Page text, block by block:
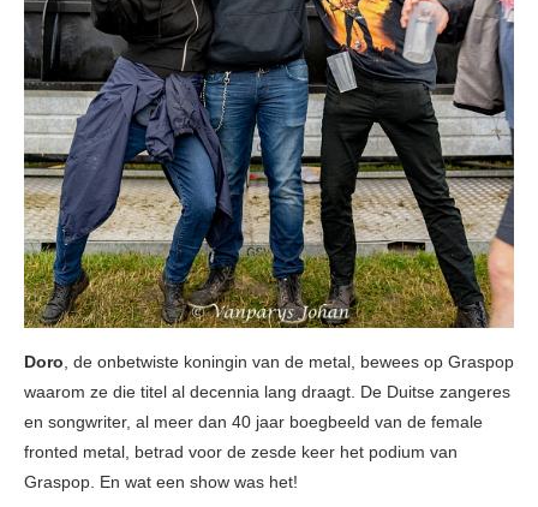
Doro, de onbetwiste koningin van de metal, bewees op Graspop
waarom ze die titel al decennia lang draagt. De Duitse zangeres
en songwriter, al meer dan 40 jaar boegbeeld van de female
fronted metal, betrad voor de zesde keer het podium van
Graspop. En wat een show was het!